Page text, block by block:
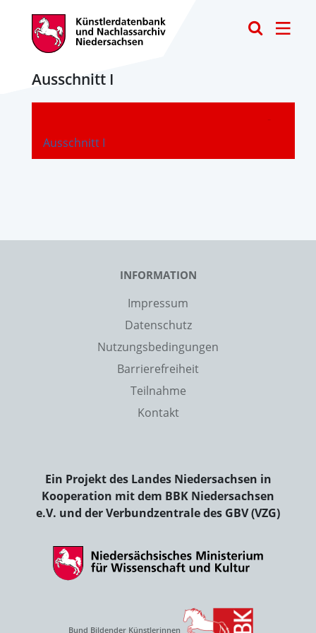
Ausschnitt I
Ausschnitt I
-
INFORMATION
Impressum
Datenschutz
Nutzungsbedingungen
Barrierefreiheit
Teilnahme
Kontakt
Ein Projekt des Landes Niedersachsen in
Kooperation mit dem BBK Niedersachsen
e.V. und der Verbundzentrale des GBV (VZG)
Bund Bildender Künstlerinnen